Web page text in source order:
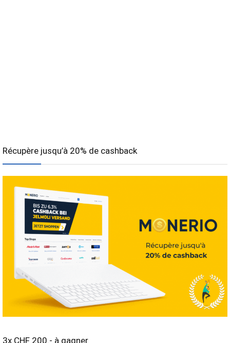
Récupère jusqu’à 20% de cashback
3x CHF 200.- à gagner